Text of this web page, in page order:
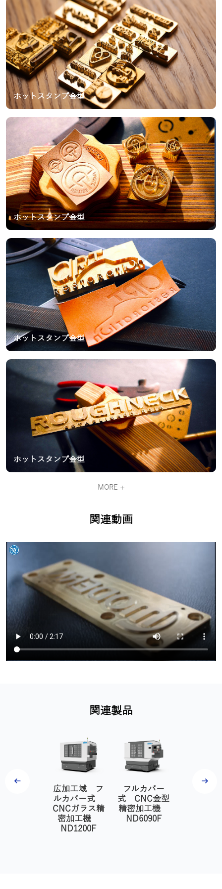
ホットスタンプ金型
ホットスタンプ金型
ホットスタンプ金型
ホットスタンプ金型
MORE +
関連動画
関連製品
広加工域 フ
ルカバー式
CNCガラス精
密加工機
ND1200F
フルカバー
式 CNC金型
精密加工機
ND6090F